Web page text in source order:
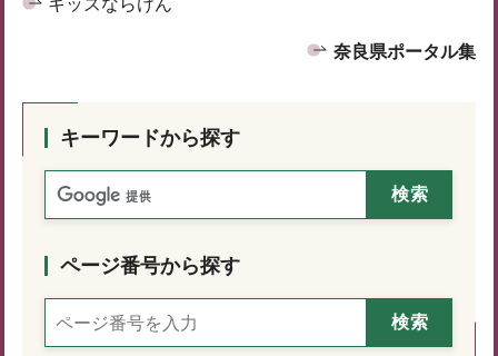
奈良県ポータル集
キーワードから探す
ページ番号から探す